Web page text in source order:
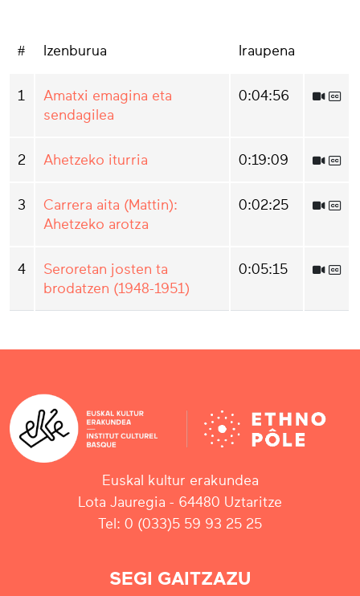
# Izenburua Iraupena
1
Amatxi emagina eta
sendagilea
0:04:56
2 Ahetzeko iturria 0:19:09
3
Carrera aita (Mattin):
Ahetzeko arotza
0:02:25
4
Seroretan josten ta
brodatzen (1948-1951)
0:05:15
Euskal kultur erakundea
Lota Jauregia - 64480 Uztaritze
Tel: 0 (033)5 59 93 25 25
SEGI GAITZAZU